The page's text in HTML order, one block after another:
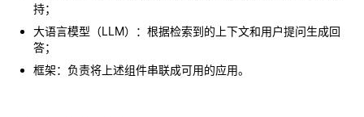
持；
大语言模型（LLM）：根据检索到的上下文和用户提问生成回
答；
框架：负责将上述组件串联成可用的应用。